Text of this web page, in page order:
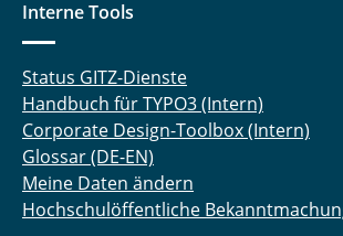
Interne Tools
Status GITZ-Dienste
Handbuch für TYPO3 (Intern)
Corporate Design-Toolbox (Intern)
Glossar (DE-EN)
Meine Daten ändern
Hochschulöffentliche